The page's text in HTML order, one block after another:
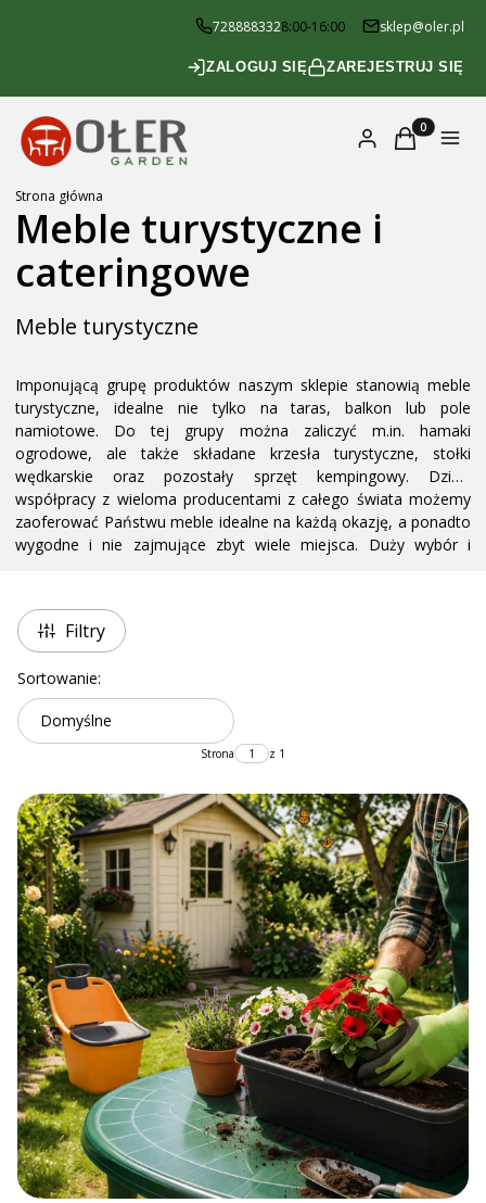
7288883328:00-16:00 sklep@oler.pl
ZALOGUJ SIĘ ZAREJESTRUJ SIĘ
Zaloguj sięProdukty w
Koszyk Menu
Strona główna
Meble turystyczne i
cateringowe
Meble turystyczne
Imponującą grupę produktów naszym sklepie stanowią meble
turystyczne, idealne nie tylko na taras, balkon lub pole
namiotowe. Do tej grupy można zaliczyć m.in. hamaki
ogrodowe, ale także składane krzesła turystyczne, stołki
wędkarskie oraz pozostały sprzęt kempingowy. Dzięki
współpracy z wieloma producentami z całego świata możemy
zaoferować Państwu meble idealne na każdą okazję, a ponadto
wygodne i nie zajmujące zbyt wiele miejsca. Duży wybór i
Oferowane przez nas stołki wędkarskie, składane krzesła oraz
hamaki znaleźć można także w marketach, hurtowniach i
sklepach ogrodniczych na terenie całego kraju. Zapytaj
sprzedawcę w najbliższym sklepie o meble marki OŁER Garden.
Filtry
Lista produktów
Sortowanie:
Domyślne
Strona z 1